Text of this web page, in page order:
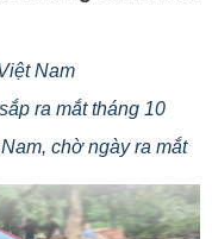
Nam
ra mắt tháng 10
chờ ngày ra mắt